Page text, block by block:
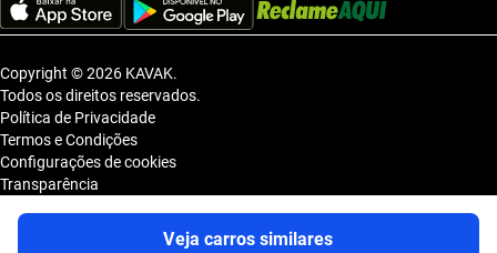
Veja carros similares
Copyright © 2026 KAVAK.
Todos os direitos reservados.
Política de Privacidade
Termos e Condições
Configurações de cookies
Transparência
KAVAK TECNOLOGIA E COMERCIO DE VEICULOS LTDA., inscrita no